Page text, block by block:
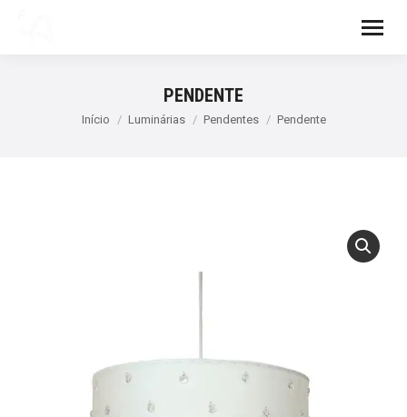
PENDENTE
Você está aqui:
Início Luminárias Pendentes Pendente